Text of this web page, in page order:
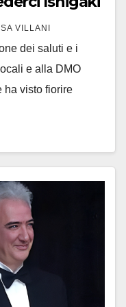
VILLANI
dei saluti e i
e alla DMO
ha visto fiorire